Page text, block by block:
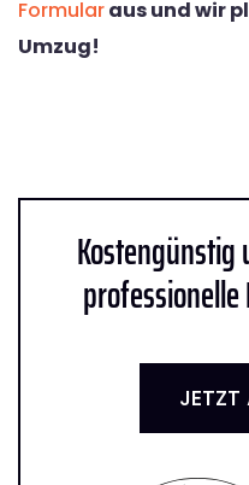
Formularaus und wir
Umzug!
JETZT